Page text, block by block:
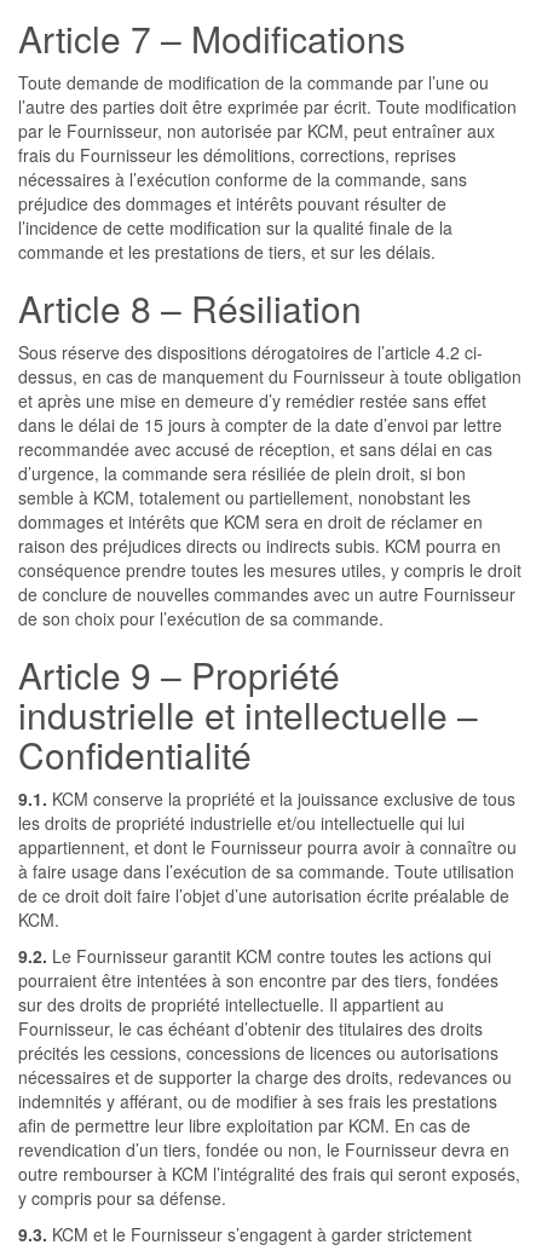
Article 7 – Modifications
Toute demande de modification de la commande par l’une ou
l’autre des parties doit être exprimée par écrit. Toute modification
par le Fournisseur, non autorisée par KCM, peut entraîner aux
frais du Fournisseur les démolitions, corrections, reprises
nécessaires à l’exécution conforme de la commande, sans
préjudice des dommages et intérêts pouvant résulter de
l’incidence de cette modification sur la qualité finale de la
commande et les prestations de tiers, et sur les délais.
Article 8 – Résiliation
Sous réserve des dispositions dérogatoires de l’article 4.2 ci-
dessus, en cas de manquement du Fournisseur à toute obligation
et après une mise en demeure d’y remédier restée sans effet
dans le délai de 15 jours à compter de la date d’envoi par lettre
recommandée avec accusé de réception, et sans délai en cas
d’urgence, la commande sera résiliée de plein droit, si bon
semble à KCM, totalement ou partiellement, nonobstant les
dommages et intérêts que KCM sera en droit de réclamer en
raison des préjudices directs ou indirects subis. KCM pourra en
conséquence prendre toutes les mesures utiles, y compris le droit
de conclure de nouvelles commandes avec un autre Fournisseur
de son choix pour l’exécution de sa commande.
Article 9 – Propriété
industrielle et intellectuelle –
Confidentialité
9.1. KCM conserve la propriété et la jouissance exclusive de tous
les droits de propriété industrielle et/ou intellectuelle qui lui
appartiennent, et dont le Fournisseur pourra avoir à connaître ou
à faire usage dans l’exécution de sa commande. Toute utilisation
de ce droit doit faire l’objet d’une autorisation écrite préalable de
KCM.
9.2. Le Fournisseur garantit KCM contre toutes les actions qui
pourraient être intentées à son encontre par des tiers, fondées
sur des droits de propriété intellectuelle. Il appartient au
Fournisseur, le cas échéant d’obtenir des titulaires des droits
précités les cessions, concessions de licences ou autorisations
nécessaires et de supporter la charge des droits, redevances ou
indemnités y afférant, ou de modifier à ses frais les prestations
afin de permettre leur libre exploitation par KCM. En cas de
revendication d’un tiers, fondée ou non, le Fournisseur devra en
outre rembourser à KCM l’intégralité des frais qui seront exposés,
y compris pour sa défense.
9.3. KCM et le Fournisseur s’engagent à garder strictement